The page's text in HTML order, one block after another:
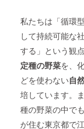
私たちは「循環
して持続可能な
する」という観点
定種の野菜を、
どを使わない自
培しています。
種の野菜の中で
が住む東京都で